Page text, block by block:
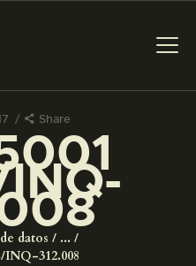
Share
datos
...
INQ-312.008
VISITA